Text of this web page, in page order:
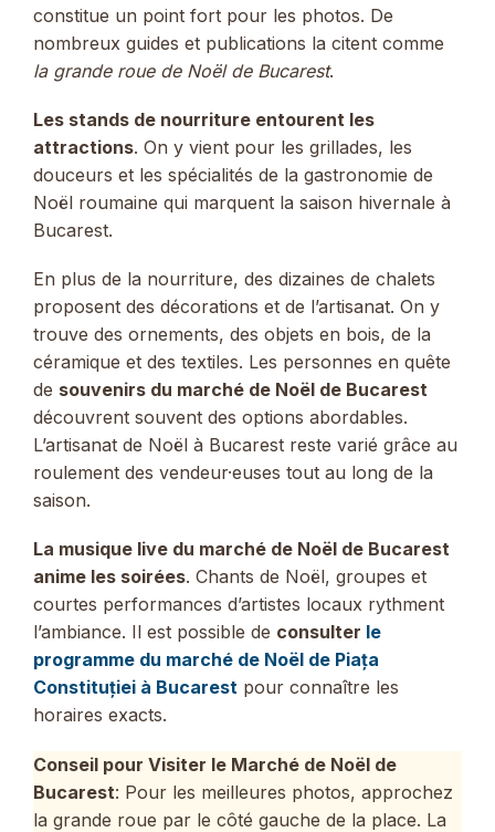
constitue un point fort pour les photos. De
nombreux guides et publications la citent comme
la grande roue de Noël de Bucarest.
Les stands de nourriture entourent les
attractions. On y vient pour les grillades, les
douceurs et les spécialités de la gastronomie de
Noël roumaine qui marquent la saison hivernale à
Bucarest.
En plus de la nourriture, des dizaines de chalets
proposent des décorations et de l’artisanat. On y
trouve des ornements, des objets en bois, de la
céramique et des textiles. Les personnes en quête
de souvenirs du marché de Noël de Bucarest
découvrent souvent des options abordables.
L’artisanat de Noël à Bucarest reste varié grâce au
roulement des vendeur·euses tout au long de la
saison.
La musique live du marché de Noël de Bucarest
anime les soirées. Chants de Noël, groupes et
courtes performances d’artistes locaux rythment
l’ambiance. Il est possible de consulter le
programme du marché de Noël de Piața
Constituției à Bucarest pour connaître les
horaires exacts.
Conseil pour Visiter le Marché de Noël de
Bucarest: Pour les meilleures photos, approchez
la grande roue par le côté gauche de la place. La